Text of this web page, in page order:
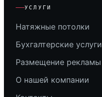
УСЛУГИ
Натяжные потолки
Бухгалтерские услуги
Размещение рекламы
О нашей компании